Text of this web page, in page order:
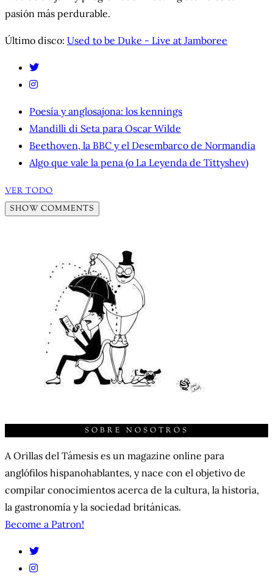
pasión más perdurable.
Último disco: Used to be Duke - Live at Jamboree
Poesía y anglosajona: los kennings
Mandilli di Seta para Oscar Wilde
Beethoven, la BBC y el Desembarco de Normandía
Algo que vale la pena (o La Leyenda de Tittyshev)
VER TODO
SHOW COMMENTS
SOBRE NOSOTROS
A Orillas del Támesis es un magazine online para
anglófilos hispanohablantes, y nace con el objetivo de
compilar conocimientos acerca de la cultura, la historia,
la gastronomía y la sociedad británicas.
Become a Patron!